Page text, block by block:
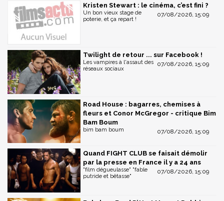
Kristen Stewart : le cinéma, c’est fini ?
07/08/2026, 15:09
Un bon vieux stage de
poterie, et ça repart !
Twilight de retour ... sur Facebook !
07/08/2026, 15:09
Les vampires à l'assaut des
réseaux sociaux
Road House : bagarres, chemises à
fleurs et Conor McGregor - critique Bim
Bam Boum
07/08/2026, 15:09
bim bam boum
Quand FIGHT CLUB se faisait démolir
par la presse en France il y a 24 ans
07/08/2026, 15:09
"film dégueulasse" "fable
putride et bêtasse"